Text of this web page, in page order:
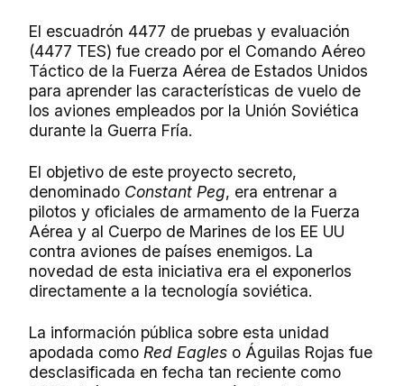
El escuadrón 4477 de pruebas y evaluación
(4477 TES) fue creado por el Comando Aéreo
Táctico de la Fuerza Aérea de Estados Unidos
para aprender las características de vuelo de
los aviones empleados por la Unión Soviética
durante la Guerra Fría.
El objetivo de este proyecto secreto,
denominado Constant Peg, era entrenar a
pilotos y oficiales de armamento de la Fuerza
Aérea y al Cuerpo de Marines de los EE UU
contra aviones de países enemigos. La
novedad de esta iniciativa era el exponerlos
directamente a la tecnología soviética.
La información pública sobre esta unidad
apodada como Red Eagles o Águilas Rojas fue
desclasificada en fecha tan reciente como